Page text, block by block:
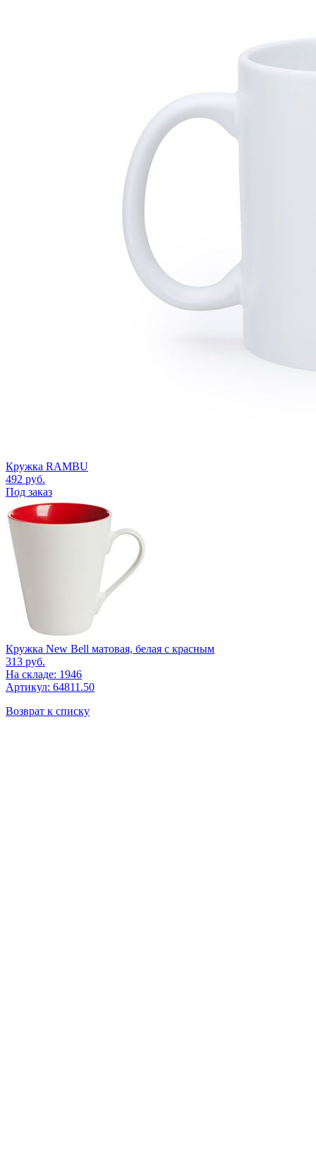
Кружка RAMBU
492 руб.
Под заказ
Кружка New Bell матовая, белая с красным
313 руб.
На складе: 1946
Артикул: 64811.50
Возврат к списку